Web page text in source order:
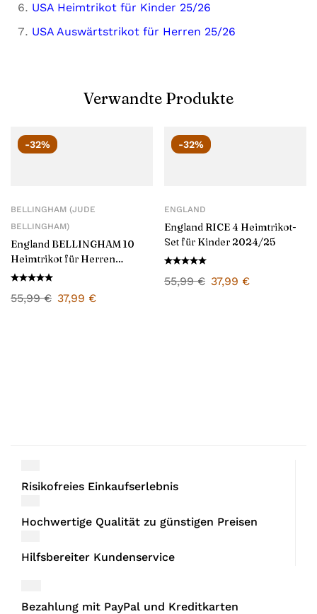
USA Heimtrikot für Kinder 25/26
USA Auswärtstrikot für Herren 25/26
Verwandte Produkte
-32%
BELLINGHAM (JUDE
BELLINGHAM)
England BELLINGHAM 10
Heimtrikot für Herren
2024/25
55,99€ 37,99 €
-32%
ENGLAND
England RICE 4 Heimtrikot-
Set für Kinder 2024/25
55,99€ 37,99 €
Risikofreies Einkaufserlebnis
Hochwertige Qualität zu günstigen Preisen
Hilfsbereiter Kundenservice
Bezahlung mit PayPal und Kreditkarten